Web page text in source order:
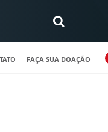
FAÇA SUA DOAÇÃO